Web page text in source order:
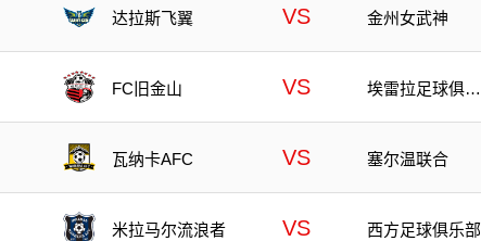
达拉斯飞翼 VS 金州女武神
FC旧金山 VS
埃雷拉足球俱乐
瓦纳卡AFC VS 塞尔温联合
米拉马尔流浪者 VS 西方足球俱乐部